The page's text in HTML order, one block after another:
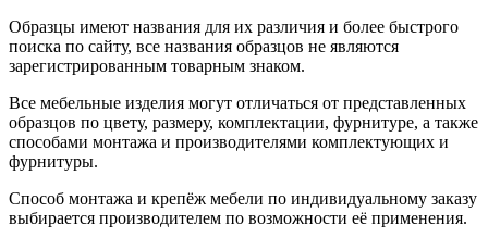
Образцы имеют названия для их различия и более быстрого
поиска по сайту, все названия образцов не являются
зарегистрированным товарным знаком.
Все мебельные изделия могут отличаться от представленных
образцов по цвету, размеру, комплектации, фурнитуре, а также
способами монтажа и производителями комплектующих и
фурнитуры.
Способ монтажа и крепёж мебели по индивидуальному заказу
выбирается производителем по возможности её применения.